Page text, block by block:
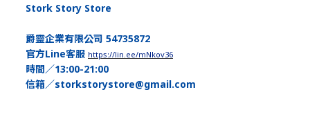
Stork Story Store
爵靈企業有限公司 54735872
官方Line客服 https://lin.ee/mNkov36
時間／13:00-21:00
信箱／storkstorystore@gmail.com